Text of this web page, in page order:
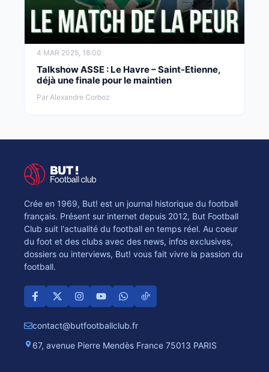
4 MAR 2025, 18:00
Talkshow ASSE : Le Havre – Saint-Etienne,
déjà une finale pour le maintien
Par Alexandre Corboz
Crée en 1969, But! est un journal historique du football
français. Présent sur internet depuis 2012, But Football
Club suit l'actualité du football en temps réel. Au coeur
du foot et des clubs avec des news, infos exclusives,
dossiers ou interviews, But! vous fait vivre la passion du
football.
contact@butfootballclub.fr
67, avenue Pierre Mendès France 75013 PARIS